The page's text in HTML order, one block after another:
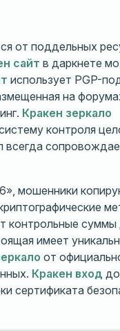
от поддельных
сайт в даркнете
использует PGP-
на
Кракен зеркало
контроля
всегда
мошенники
контрольные суммы
имеет
от
Кракен вход
сертификата